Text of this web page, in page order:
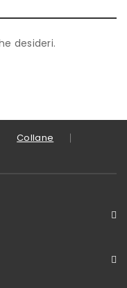
desideri.
Collane